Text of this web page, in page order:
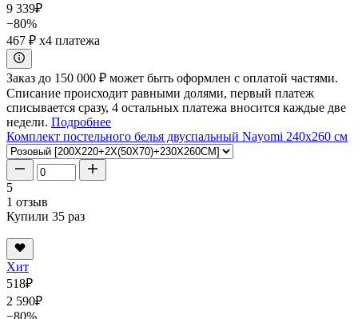
9 339₽
−80%
467 ₽ x4 платежа
Заказ до 150 000 ₽ может быть оформлен с оплатой частями.
Списание происходит равными долями, первый платеж
списывается сразу, 4 остальных платежа вносится каждые две
недели. Подробнее
Комплект постельного белья двуспальный Nayomi 240x260 см
5
1 отзыв
Купили 35 раз
Хит
518₽
2 590₽